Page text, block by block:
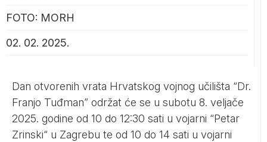
FOTO: MORH
02. 02. 2025.
Dan otvorenih vrata Hrvatskog vojnog učilišta “Dr.
Franjo Tuđman” održat će se u subotu 8. veljače
2025. godine od 10 do 12:30 sati u vojarni “Petar
Zrinski“ u Zagrebu te od 10 do 14 sati u vojarni